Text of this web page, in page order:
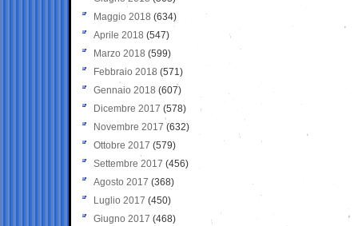
Maggio 2018 (634)
Aprile 2018 (547)
Marzo 2018 (599)
Febbraio 2018 (571)
Gennaio 2018 (607)
Dicembre 2017 (578)
Novembre 2017 (632)
Ottobre 2017 (579)
Settembre 2017 (456)
Agosto 2017 (368)
Luglio 2017 (450)
Giugno 2017 (468)